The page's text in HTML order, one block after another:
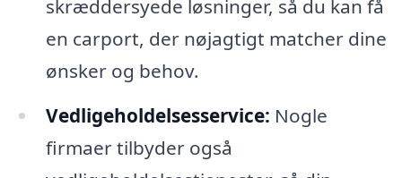
skræddersyede løsninger, så du kan få
en carport, der nøjagtigt matcher dine
ønsker og behov.
Vedligeholdelsesservice: Nogle
firmaer tilbyder også